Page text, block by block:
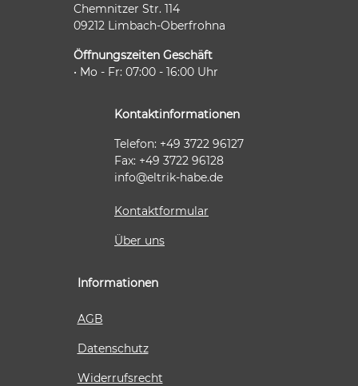
Chemnitzer Str. 114
09212 Limbach-Oberfrohna
Öffnungszeiten Geschäft
• Mo - Fr: 07:00 - 16:00 Uhr
Kontaktinformationen
Telefon: +49 3722 96127
Fax: +49 3722 96128
info@eltrik-habe.de
Kontaktformular
Über uns
Informationen
AGB
Datenschutz
Widerrufsrecht